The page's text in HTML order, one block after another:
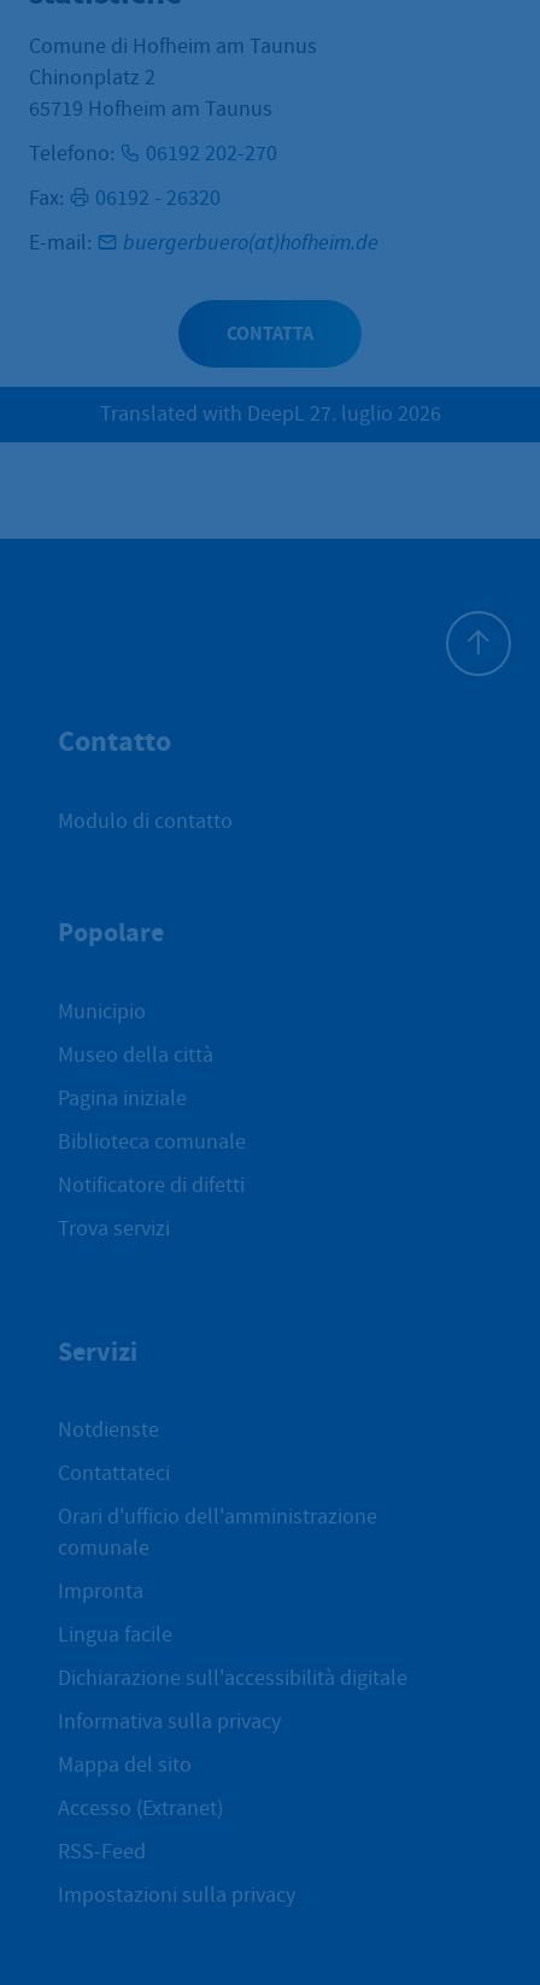
Comune di Hofheim am Taunus
Chinonplatz 2
65719 Hofheim am Taunus
Telefono:
06192 202-270
Fax:
06192 - 26320
E-mail:
buergerbuero(at)hofheim.de
CONTATTA
Translated with DeepL 27. luglio 2026
Contatto
Modulo di contatto
Popolare
Municipio
Museo della città
Pagina iniziale
Biblioteca comunale
Notificatore di difetti
Trova servizi
Servizi
Notdienste
Contattateci
Orari d'ufficio dell'amministrazione
comunale
Impronta
Lingua facile
Dichiarazione sull'accessibilità digitale
Informativa sulla privacy
Mappa del sito
Accesso (Extranet)
RSS-Feed
Impostazioni sulla privacy